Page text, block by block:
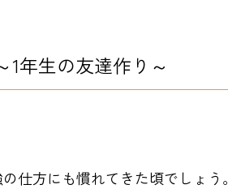
年生の友達作り～
仕方にも慣れてきた頃でしょう。